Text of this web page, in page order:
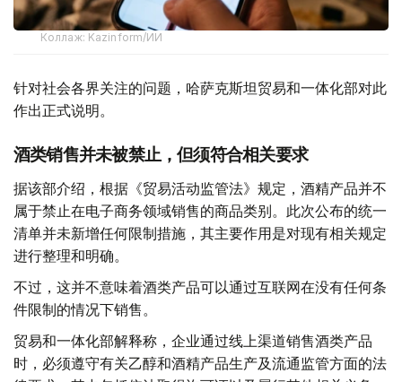
Коллаж: Kazinform/ИИ
针对社会各界关注的问题，哈萨克斯坦贸易和一体化部对此
作出正式说明。
酒类销售并未被禁止，但须符合相关要求
据该部介绍，根据《贸易活动监管法》规定，酒精产品并不
属于禁止在电子商务领域销售的商品类别。此次公布的统一
清单并未新增任何限制措施，其主要作用是对现有相关规定
进行整理和明确。
不过，这并不意味着酒类产品可以通过互联网在没有任何条
件限制的情况下销售。
贸易和一体化部解释称，企业通过线上渠道销售酒类产品
时，必须遵守有关乙醇和酒精产品生产及流通监管方面的法